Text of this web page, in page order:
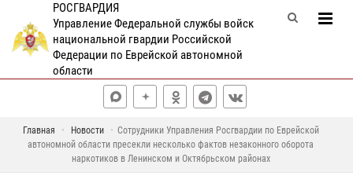
РОСГВАРДИЯ
Управление Федеральной службы войск
национальной гвардии Российской
Федерации по Еврейской автономной
области
Главная Новости
Сотрудники Управления Росгвардии по Еврейской
автономной области пресекли несколько фактов незаконного оборота
наркотиков в Ленинском и Октябрьском районах